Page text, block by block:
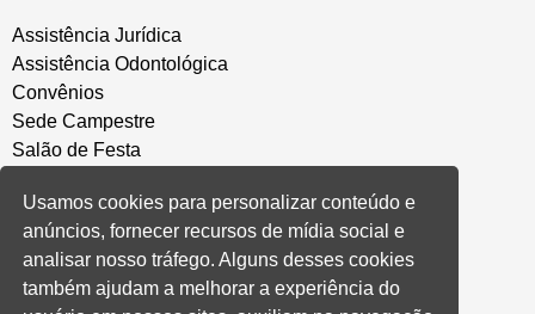
Assistência Jurídica
Assistência Odontológica
Convênios
Sede Campestre
Salão de Festa
CONVENÇÃO COLETIVA E ACORDOS
Convenções Coletivas
Usamos cookies para personalizar conteúdo e
anúncios, fornecer recursos de mídia social e
analisar nosso tráfego. Alguns desses cookies
também ajudam a melhorar a experiência do